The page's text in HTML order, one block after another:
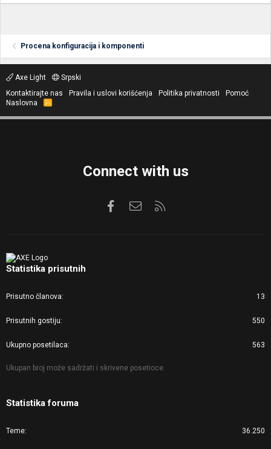
Procena konfiguracija i komponenti
Axe Light
Srpski
Kontaktirajte nas
Pravila i uslovi korišćenja Politika privatnosti
Pomoć
Naslovna
R
S
Connect with us
FacebookKontaktirajte nas
Statistika prisutnih
Prisutno članova 13
Prisutnih gostiju 550
Ukupno posetilaca 563
Ukupan broj može sadržati i skrivene posetioce.
Statistika foruma
Teme 36.250